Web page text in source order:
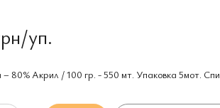
уп.
– 80% Aкрил / 100 гр. - 550 мт. Упаковка 5мот.